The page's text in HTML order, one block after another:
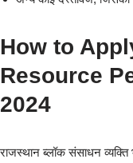
How to
Resource
2024
राजस्थान ब्लॉक संसाधन